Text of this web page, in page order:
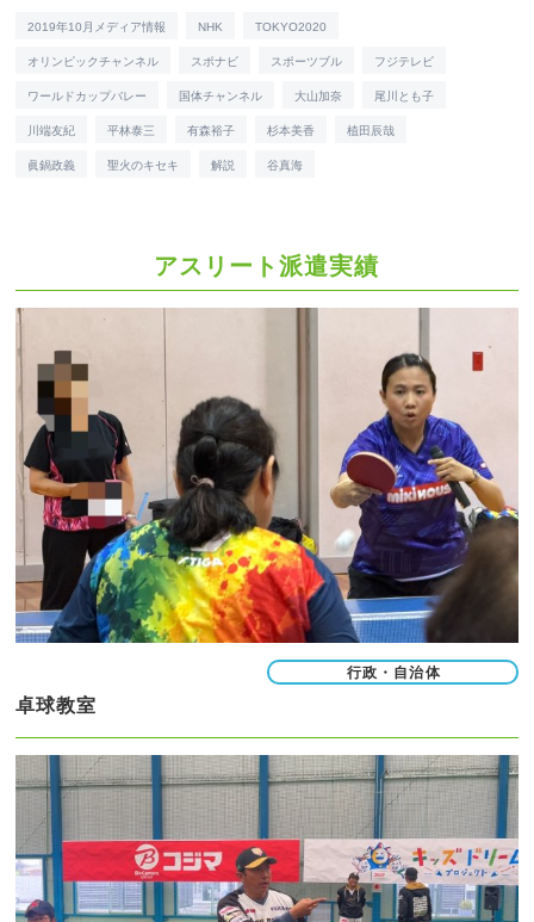
2019年10月メディア情報 NHK TOKYO2020
オリンピックチャンネル スポナビ スポーツブル フジテレビ
ワールドカップバレー 国体チャンネル 大山加奈 尾川とも子
川端友紀 平林泰三 有森裕子 杉本美香 植田辰哉
眞鍋政義 聖火のキセキ 解説 谷真海
アスリート派遣実績
行政・自治体
卓球教室